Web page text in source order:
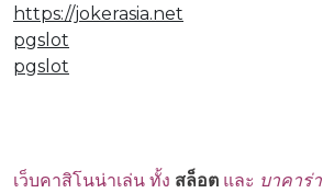
https://jokerasia.net
pgslot
pgslot
เว็บคาสิโนน่าเล่น ทั้ง สล็อต และ บาคาร่า